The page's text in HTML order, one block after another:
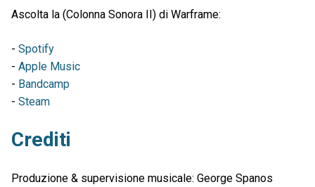
Ascolta la (Colonna Sonora II) di Warframe:
- Spotify
- Apple Music
- Bandcamp
- Steam
Crediti
Produzione & supervisione musicale: George Spanos